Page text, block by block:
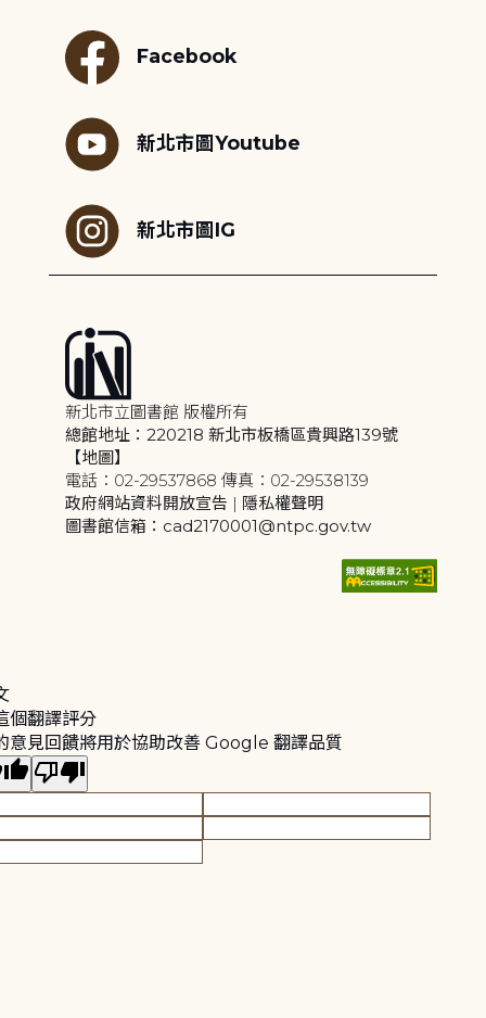
Facebook
新北市圖Youtube
新北市圖IG
新北市立圖書館 版權所有
總館地址：220218 新北市板橋區貴興路139號
【地圖】
電話：02-29537868 傳真：02-29538139
政府網站資料開放宣告 | 隱私權聲明
圖書館信箱：cad2170001@ntpc.gov.tw
個翻譯評分
意見回饋將用於協助改善 Google 翻譯品質